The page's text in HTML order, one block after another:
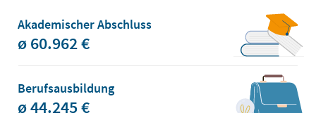
Akademischer Abschluss
ø 60.962 €
Berufsausbildung
ø 44.245 €